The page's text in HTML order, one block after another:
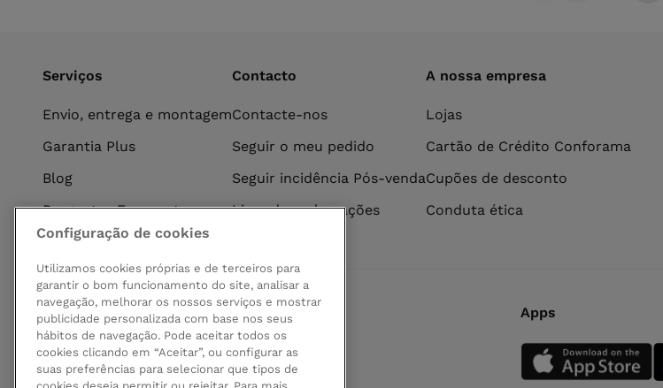
Serviços
Envio, entrega e montagem
Garantia Plus
Blog
Perguntas Frequentes
Contacto
Contacte-nos
Seguir o meu pedido
Seguir incidência Pós-venda
Livro de reclamações
A nossa empresa
Lojas
Cartão de Crédito Conforama
Cupões de desconto
Conduta ética
Pagamento seguro Apps
Configuração de cookies
Utilizamos cookies próprias e de terceiros para
garantir o bom funcionamento do site, analisar a
navegação, melhorar os nossos serviços e mostrar
publicidade personalizada com base nos seus
hábitos de navegação. Pode aceitar todos os
cookies clicando em “Aceitar”, ou configurar as
suas preferências para selecionar que tipos de